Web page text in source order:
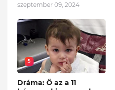
szeptember 09, 2024
5
Dráma: Ő az a 11